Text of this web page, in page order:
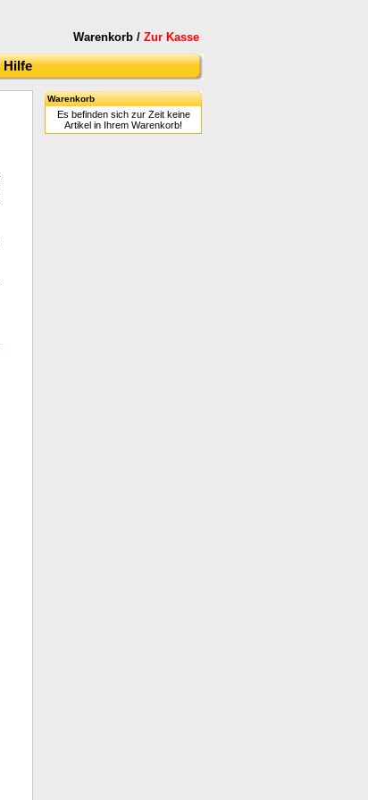
Warenkorb / Zur Kasse
Hilfe
Warenkorb
Es befinden sich zur Zeit keine
Artikel in Ihrem Warenkorb!